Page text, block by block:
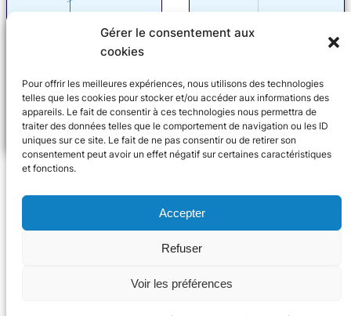
Gérer le consentement aux
cookies
Pour offrir les meilleures expériences, nous utilisons des technologies
telles que les cookies pour stocker et/ou accéder aux informations des
appareils. Le fait de consentir à ces technologies nous permettra de
traiter des données telles que le comportement de navigation ou les ID
uniques sur ce site. Le fait de ne pas consentir ou de retirer son
consentement peut avoir un effet négatif sur certaines caractéristiques
et fonctions.
Accepter
Refuser
Voir les préférences
© 2024 Trace Software International